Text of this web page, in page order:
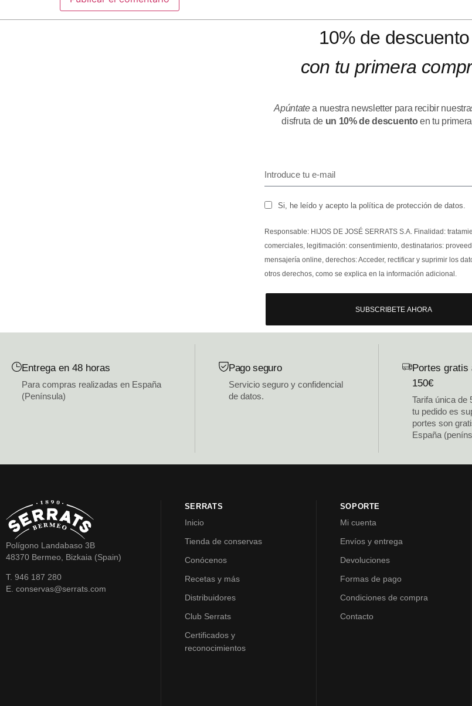
10% de descuento
con tu primera
Apúntatea nuestra newsletter para recibir
disfruta de un 10% de descuentoen tu
Si, he leído y acepto la política de protección de datos.
Responsable: HIJOS DE JOSÉ SERRATS S.A. Finalidad:
comerciales, legitimación: consentimiento, destinatarios:
mensajería online, derechos: Acceder, rectificar y suprimir los
otros derechos, como se explica en la información adicional.
SUBSCRIBETE AHORA
Entrega en 48 horas
Para compras realizadas en España
(Península)
Pago seguro
Servicio seguro y confidencial
de datos.
Portes gratis
150€
Tarifa única de
tu pedido es
portes son
España
Polígono Landabaso 3B
48370 Bermeo, Bizkaia (Spain)
T. 946 187 280
E. conservas@serrats.com
SERRATS
Inicio
Tienda de conservas
Conócenos
Recetas y más
Distribuidores
Club Serrats
Certificados y
reconocimientos
SOPORTE
Mi cuenta
Envíos y entrega
Devoluciones
Formas de pago
Condiciones de compra
Contacto